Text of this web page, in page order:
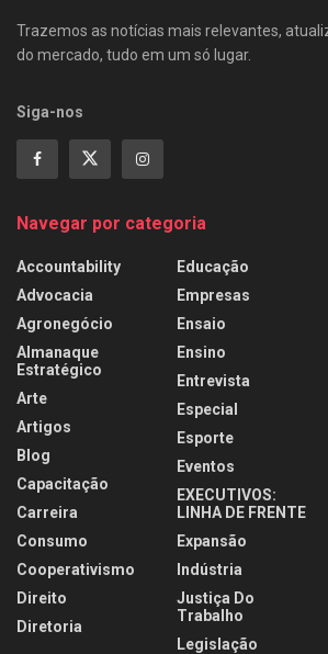
Trazemos as notícias mais relevantes,
do mercado, tudo em um só lugar.
Siga-nos
Navegar por categoria
Accountability
Advocacia
Agronegócio
Almanaque
Estratégico
Arte
Artigos
Blog
Capacitação
Carreira
Consumo
Cooperativismo
Direito
Diretoria
Educação
Empresas
Ensaio
Ensino
Entrevista
Especial
Esporte
Eventos
EXECUTIVOS:
LINHA DE FRENTE
Expansão
Indústria
Justiça Do
Trabalho
Legislação